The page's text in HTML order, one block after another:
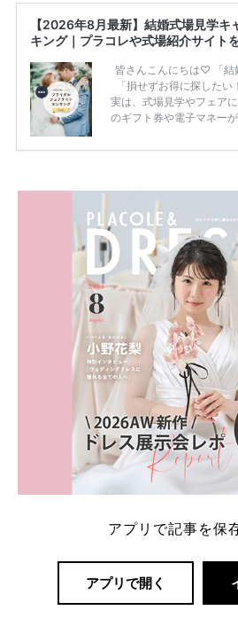
【2026年8月最新】結婚式場見学キ
キング｜プラコレや式場紹介サイト
皆さんこんにちは♡ 「結
「損せずお得に探した
実は、式場見学やフェア
のギフト券や電子マネー
ため、比較せずに選ぶと
内容：特典金額・条件・
一番お得？」「プラコレ
解決します。 まずは診断
ング診断」か、体
アプリで記事を保
アプリで開く